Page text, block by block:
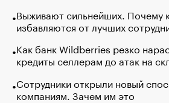
Выживают сильнейших. Почему
избавляются от лучших
Как банк Wildberries резко
кредиты селлерам до атак на
Сотрудники открыли новый
компаниям. Зачем им это